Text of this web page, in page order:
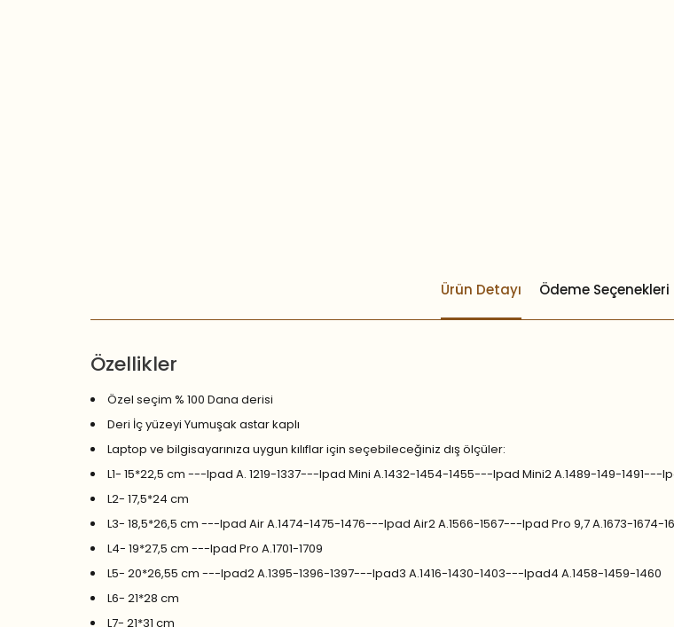
Ürün Detayı Ödeme Seçenekleri
Özellikler
Özel seçim % 100 Dana derisi
Deri İç yüzeyi Yumuşak astar kaplı
Laptop ve bilgisayarınıza uygun kılıflar için seçebileceğiniz dış ölçüler:
L1- 15*22,5 cm ---Ipad A. 1219-1337---Ipad Mini A.1432-1454-1455---Ipad Mini2 A.1489-149-1491---
L2- 17,5*24 cm
L3- 18,5*26,5 cm ---Ipad Air A.1474-1475-1476---Ipad Air2 A.1566-1567---Ipad Pro 9,7 A.1673-
L4- 19*27,5 cm ---Ipad Pro A.1701-1709
L5- 20*26,55 cm ---Ipad2 A.1395-1396-1397---Ipad3 A.1416-1430-1403---Ipad4 A.1458-1459-1460
L6- 21*28 cm
L7- 21*31 cm